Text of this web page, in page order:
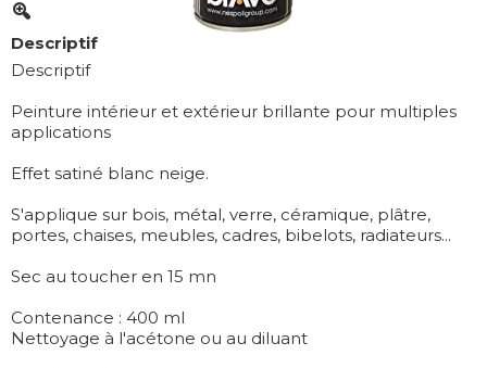
Descriptif
Descriptif
Peinture intérieur et extérieur brillante pour multiples
applications
Effet satiné blanc neige.
S'applique sur bois, métal, verre, céramique, plâtre,
portes, chaises, meubles, cadres, bibelots, radiateurs...
Sec au toucher en 15 mn
Contenance : 400 ml
Nettoyage à l'acétone ou au diluant